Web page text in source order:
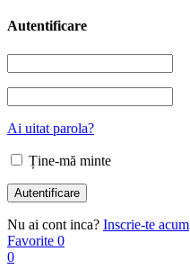
Autentificare
Ai uitat parola?
Ține-mă minte
Nu ai cont inca? Inscrie-te acum
Favorite 0
0